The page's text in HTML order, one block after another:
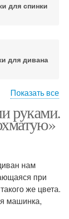
для спинки
для дивана
подушки
Показать все
руками.
нам
при
же цвета.
машинка,